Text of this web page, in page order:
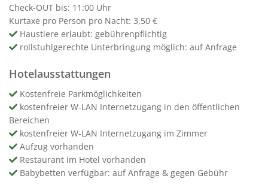
Check-OUT bis: 11:00 Uhr
Kurtaxe pro Person pro Nacht: 3,50 €
Haustiere erlaubt: gebührenpflichtig
rollstuhlgerechte Unterbringung möglich: auf Anfrage
Hotelausstattungen
Kostenfreie Parkmöglichkeiten
kostenfreier W-LAN Internetzugang in den öffentlichen
Bereichen
kostenfreier W-LAN Internetzugang im Zimmer
Aufzug vorhanden
Restaurant im Hotel vorhanden
Babybetten verfügbar: auf Anfrage & gegen Gebühr